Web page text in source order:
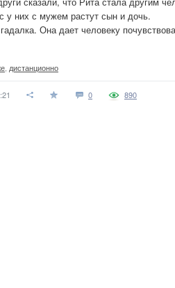
у них с мужем растут сын и дочь.
Она дает человеку
дистанционно
0 890